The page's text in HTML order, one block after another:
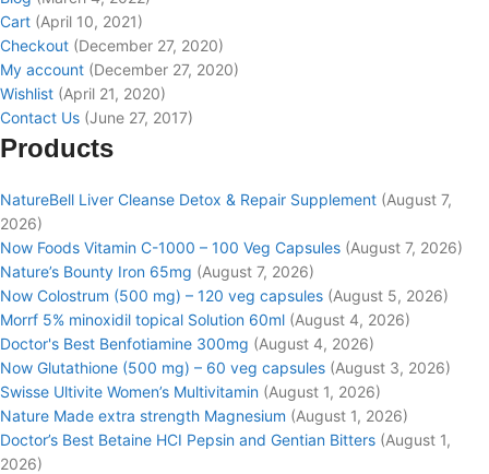
Cart (April 10, 2021)
Checkout (December 27, 2020)
My account (December 27, 2020)
Wishlist (April 21, 2020)
Contact Us (June 27, 2017)
Products
NatureBell Liver Cleanse Detox & Repair Supplement (August 7,
2026)
Now Foods Vitamin C-1000 – 100 Veg Capsules (August 7, 2026)
Nature’s Bounty Iron 65mg (August 7, 2026)
Now Colostrum (500 mg) – 120 veg capsules (August 5, 2026)
Morrf 5% minoxidil topical Solution 60ml (August 4, 2026)
Doctor's Best Benfotiamine 300mg (August 4, 2026)
Now Glutathione (500 mg) – 60 veg capsules (August 3, 2026)
Swisse Ultivite Women’s Multivitamin (August 1, 2026)
Nature Made extra strength Magnesium (August 1, 2026)
Doctor’s Best Betaine HCI Pepsin and Gentian Bitters (August 1,
2026)